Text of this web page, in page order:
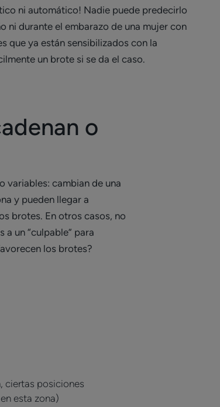
ni automático! Nadie puede predecirlo
ni durante el embarazo de una mujer con
que ya están sensibilizados con la
un brote si se da el caso.
o
variables: cambian de una
y pueden llegar a
brotes. En otros casos, no
un “culpable” para
los brotes?
ciertas posiciones
esta zona)